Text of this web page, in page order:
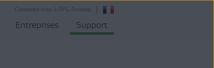
Connectez-vous à AVG Account
Entreprises Support